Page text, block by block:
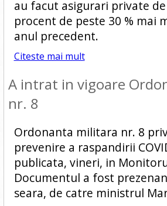
au facut asigurari private
procent de peste 30 % mai
anul precedent.
Citeste mai mult
A intrat in vigoare
nr. 8
Ordonanta militara nr. 8
prevenire a raspandirii
publicata, vineri, in
Documentul a fost
seara, de catre ministrul